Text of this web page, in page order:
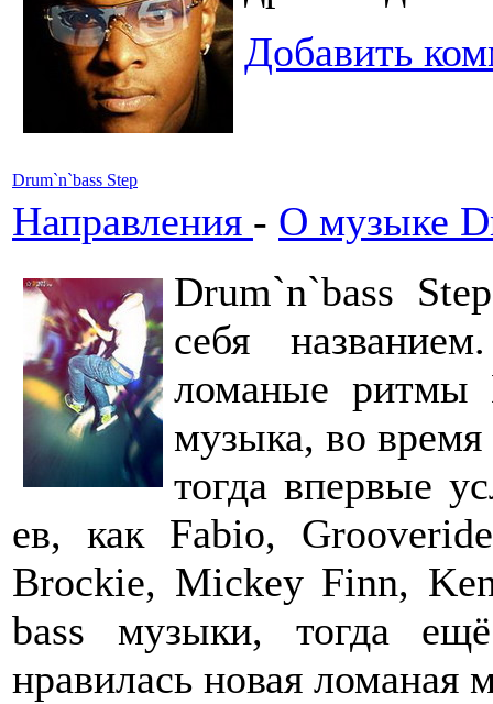
Добавить
Drum`n`bass Step
Направления - О музыке
Drum`n`bass
себя
ломаные ритмы
музыка, во
тогда впервые
ев, как Fabio,
Brockie, Mickey Finn,
bass музыки, тогда
нравилась новая ломаная